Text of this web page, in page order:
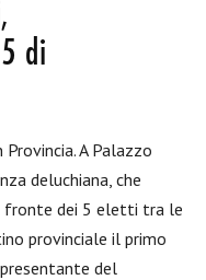
di
A Palazzo
deluchiana, che
fronte dei 5 eletti tra le
provinciale il primo
del